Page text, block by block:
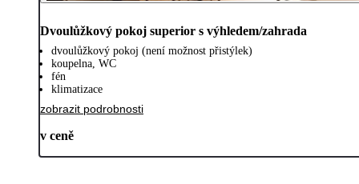
Dvoulůžkový pokoj superior s výhledem/zahrada
dvoulůžkový pokoj (není možnost přistýlek)
koupelna, WC
fén
klimatizace
zobrazit podrobnosti
v ceně